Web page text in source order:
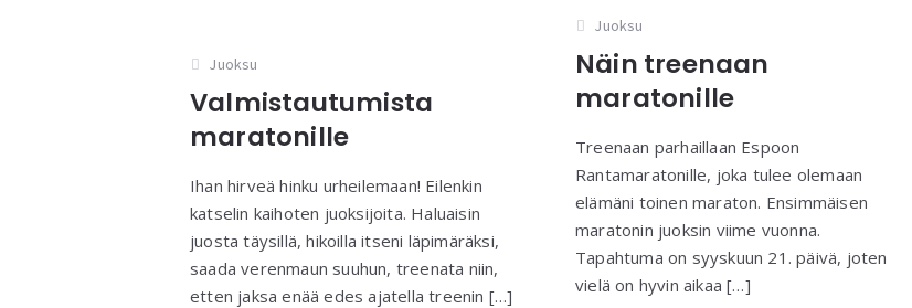
Juoksu
Näin treenaan
maratonille
Treenaan parhaillaan Espoon
Rantamaratonille, joka tulee olemaan
elämäni toinen maraton. Ensimmäisen
maratonin juoksin viime vuonna.
Tapahtuma on syyskuun 21. päivä, joten
vielä on hyvin aikaa […]
Juoksu
Valmistautumista
maratonille
Ihan hirveä hinku urheilemaan! Eilenkin
katselin kaihoten juoksijoita. Haluaisin
juosta täysillä, hikoilla itseni läpimäräksi,
saada verenmaun suuhun, treenata niin,
etten jaksa enää edes ajatella treenin […]